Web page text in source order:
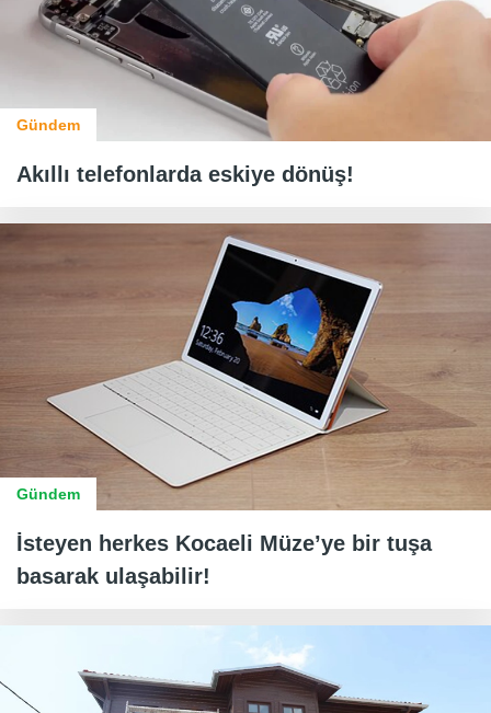
Gündem
Akıllı telefonlarda eskiye dönüş!
Gündem
İsteyen herkes Kocaeli Müze’ye bir tuşa
basarak ulaşabilir!